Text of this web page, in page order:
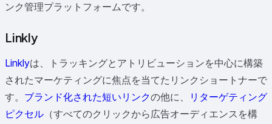
ンク管理プラットフォームです。
Linkly
Linklyは、トラッキングとアトリビューションを中心に構築
されたマーケティングに焦点を当てたリンクショートナーで
す。 ブランド化された短いリンクの他に、
リターゲティング
ピクセル （すべてのクリックから広告オーディエンスを構